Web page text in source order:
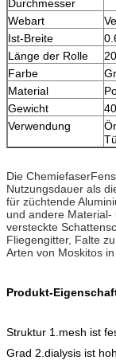
Durchmesser
Webart
Ist-Breite
Länge der Rolle
Farbe
Material
Gewicht
Verwendung
Die
Nutzungsdauer als
für züchtende
und andere
versteckte
Fliegengitter, Falte
Arten von Moskitos
Produkt-
Struktur 1.mesh ist
Grad 2.dialysis ist